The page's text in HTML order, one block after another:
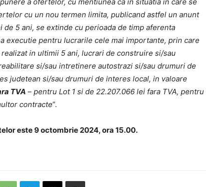
cu un nou termen limita, publicand astfel un anunt
5 ani, se extinde cu perioada de timp aferenta
executie pentru lucrarile cele mai importante, prin care
in ultimii 5 ani, lucrari de construire si/sau
si/sau intretinere autostrazi si/sau drumuri de
judetean si/sau drumuri de interes local, in valoare
TVA – pentru Lot 1 si de 22.207.066 lei fara TVA, pentru
contracte”.
este 9 octombrie 2024, ora 15.00.